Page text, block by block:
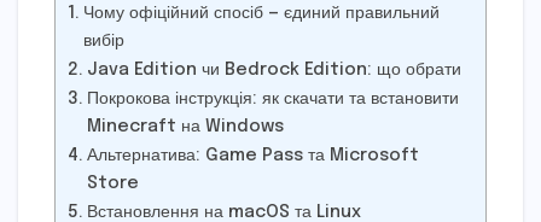
Чому офіційний спосіб — єдиний правильний
вибір
Java Edition чи Bedrock Edition: що обрати
Покрокова інструкція: як скачати та встановити
Minecraft на Windows
Альтернатива: Game Pass та Microsoft
Store
Встановлення на macOS та Linux